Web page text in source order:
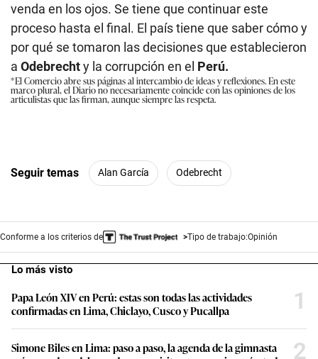
venda en los ojos. Se tiene que continuar este
proceso hasta el final. El país tiene que saber cómo y
por qué se tomaron las decisiones que establecieron
a Odebrechty la corrupción en el Perú.
*El Comercio abre sus páginas al intercambio de ideas y reflexiones. En este
marco plural, el Diario no necesariamente coincide con las opiniones de los
articulistas que las firman, aunque siempre las respeta.
Seguir temas Alan García Odebrecht
Conforme a los criterios de Tipo de trabajo:Opinión
Lo más visto
Papa León XIV en Perú: estas son todas las actividades
confirmadas en Lima, Chiclayo, Cusco y Pucallpa
1
Simone Biles en Lima: paso a paso, la agenda de la gimnasta
2